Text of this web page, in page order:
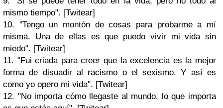
mismo tiempo". [Twitear]
10. "Tengo un montón de cosas para probarme a mí
misma. Una de ellas es que puedo vivir mi vida sin
miedo". [Twitear]
11. "Fui criada para creer que la excelencia es la mejor
forma de disuadir al racismo o el sexismo. Y así es
como yo opero mi vida". [Twitear]
12. "No importa cómo llegaste al mundo, lo que importa